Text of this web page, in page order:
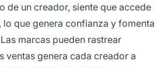
de un creador, siente que accede
lo que genera confianza y fomenta
marcas pueden rastrear
ventas genera cada creador a